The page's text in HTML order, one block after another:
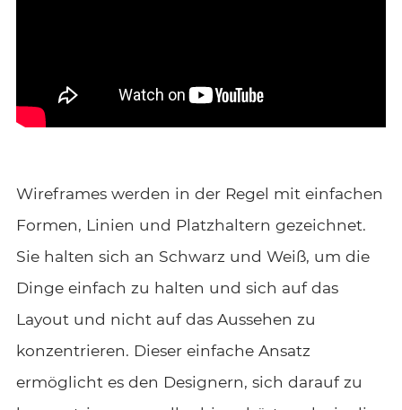
Wireframeswerden in der Regel mit einfachen
Formen, Linien und Platzhaltern gezeichnet.
Sie halten sich an Schwarz und Weiß, um die
Dinge einfach zu halten und sich auf das
Layout und nicht auf das Aussehen zu
konzentrieren. Dieser einfache Ansatz
ermöglicht es den Designern, sich darauf zu